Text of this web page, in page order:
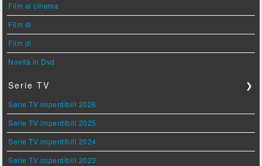
Film al cinema
Film di
Film di
Novità in Dvd
Serie TV ❯
Serie TV imperdibili 2026
Serie TV imperdibili 2025
Serie TV imperdibili 2024
Serie TV imperdibili 2023